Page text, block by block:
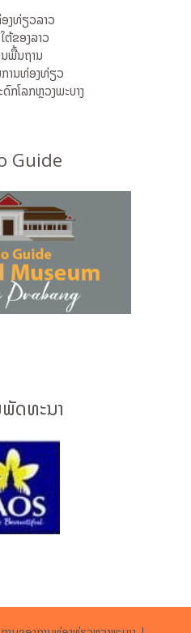
ງທ່ຽວລາວ
ຕ້ຂອງລາວ
ພື້ນຖານ
ານທ່ອງທ່ຽວ
ກໂລກຫຼວງພະບາງ
Guide
ດທະນາ